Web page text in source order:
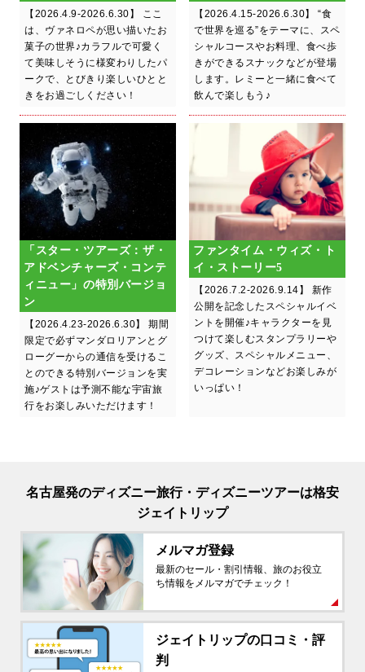
【2026.4.9-2026.6.30】 ここ
は、ヴァネロペが思い描いたお
菓子の世界♪カラフルで可愛く
て美味しそうに様変わりしたパ
ークで、とびきり楽しいひとと
きをお過ごしください！
【2026.4.15-2026.6.30】 “食
で世界を巡る”をテーマに、スペ
シャルコースやお料理、食べ歩
きができるスナックなどが登場
します。レミーと一緒に食べて
飲んで楽しもう♪
「スター・ツアーズ：ザ・
アドベンチャーズ・コンテ
ィニュー」の特別バージョ
ン
【2026.4.23-2026.6.30】 期間
限定で必ずマンダロリアンとグ
ローグーからの通信を受けるこ
とのできる特別バージョンを実
施♪ゲストは予測不能な宇宙旅
行をお楽しみいただけます！
ファンタイム・ウィズ・ト
イ・ストーリー5
【2026.7.2-2026.9.14】 新作
公開を記念したスペシャルイベ
ントを開催♪キャラクターを見
つけて楽しむスタンプラリーや
グッズ、スペシャルメニュー、
デコレーションなどお楽しみが
いっぱい！
名古屋発のディズニー旅行・ディズニーツアーは格安
ジェイトリップ
メルマガ登録
最新のセール・割引情報、旅のお役立
ち情報をメルマガでチェック！
ジェイトリップの口コミ・評
判